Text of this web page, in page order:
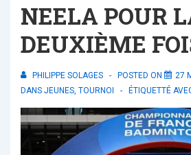
NEELA POUR
DEUXIÈME
PHILIPPE SOLAGES POSTED ON 27
DANS JEUNES, TOURNOI ÉTIQUETTÉ